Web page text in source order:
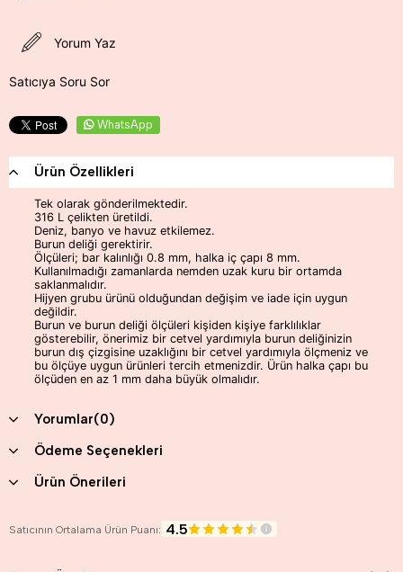
Yorum Yaz
Satıcıya Soru Sor
WhatsApp
Ürün Özellikleri
Tek olarak gönderilmektedir.
316 L çelikten üretildi.
Deniz, banyo ve havuz etkilemez.
Burun deliği gerektirir.
Ölçüleri; bar kalınlığı 0.8 mm, halka iç çapı 8 mm.
Kullanılmadığı zamanlarda nemden uzak kuru bir ortamda
saklanmalıdır.
Hijyen grubu ürünü olduğundan değişim ve iade için uygun
değildir.
Burun ve burun deliği ölçüleri kişiden kişiye farklılıklar
gösterebilir, önerimiz bir cetvel yardımıyla burun deliğinizin
burun dış çizgisine uzaklığını bir cetvel yardımıyla ölçmeniz ve
bu ölçüye uygun ürünleri tercih etmenizdir. Ürün halka çapı bu
ölçüden en az 1 mm daha büyük olmalıdır.
Yorumlar(0)
Ödeme Seçenekleri
Ürün Önerileri
Satıcının Ortalama Ürün Puanı: 4.5